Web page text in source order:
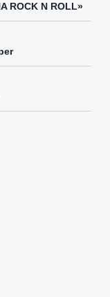
ROCK N ROLL»